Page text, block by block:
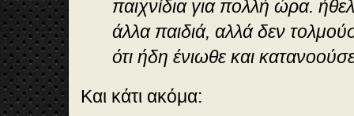
παιχνίδια για πολλή ώρα.
άλλα παιδιά, αλλά δεν
ότι ήδη ένιωθε και
Και κάτι ακόμα: